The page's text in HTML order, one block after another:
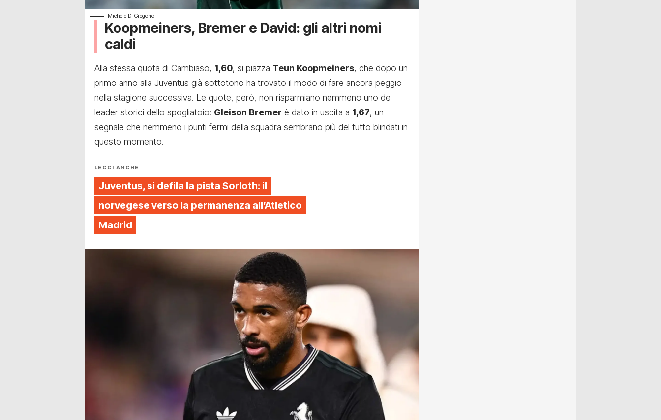
Michele Di Gregorio
Koopmeiners, Bremer e David: gli altri nomi
caldi
Alla stessa quota di Cambiaso, 1,60, si piazza Teun Koopmeiners, che dopo un
primo anno alla Juventus già sottotono ha trovato il modo di fare ancora peggio
nella stagione successiva. Le quote, però, non risparmiano nemmeno uno dei
leader storici dello spogliatoio: Gleison Bremer è dato in uscita a 1,67, un
segnale che nemmeno i punti fermi della squadra sembrano più del tutto blindati in
questo momento.
LEGGI ANCHE
Juventus, si defila la pista Sorloth: il
norvegese verso la permanenza all’Atletico
Madrid